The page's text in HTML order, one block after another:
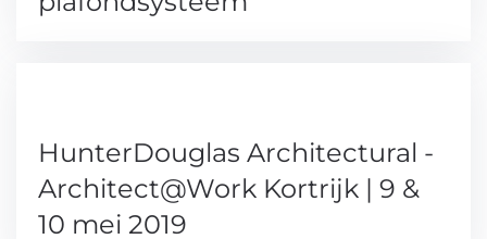
HunterDouglas Architectural -
Architect@Work Kortrijk | 9 &
10 mei 2019